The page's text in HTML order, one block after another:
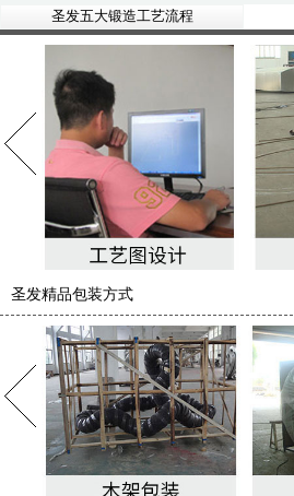
圣发五大锻造工艺流程
圣发精品包装方式